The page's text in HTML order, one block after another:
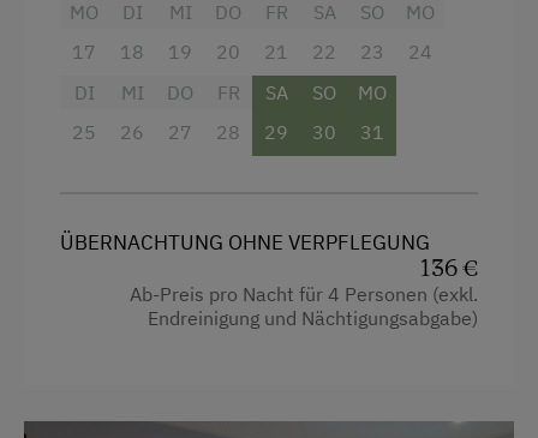
Mountainbike
Ab Hofverkauf
Urlaub für Familien
Familienfreundliche Unterkünfte
Urlaub ohne Auto
Radio
Backofen
Dusche
Handtücher
MO
17
DI
18
MI
19
DO
20
FR
21
SA
22
SO
23
MO
24
DI
25
MI
26
DO
27
FR
28
SA
29
SO
30
MO
31
ÜBERNACHTUNG OHNE VERPFLEGUNG
136 €
Ab-Preis pro Nacht für 4 Personen (exkl.
Endreinigung und Nächtigungsabgabe)